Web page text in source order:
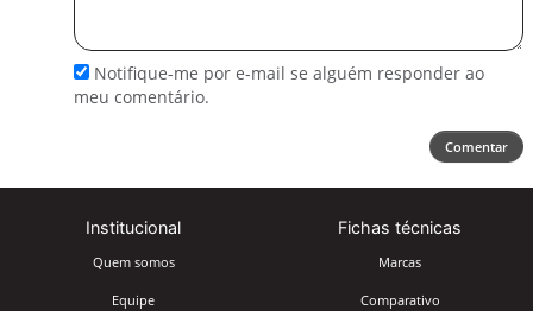
Notifique-me por e-mail se alguém responder ao
meu comentário.
Comentar
Institucional
Quem somos
Equipe
Fichas técnicas
Marcas
Comparativo